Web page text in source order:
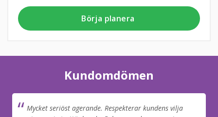
Börja planera
Kundomdömen
Mycket seriöst agerande. Respekterar kundens vilja